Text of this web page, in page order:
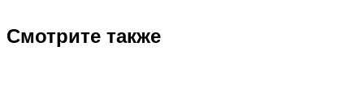
Смотрите также